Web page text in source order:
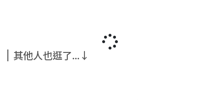
其他人也逛了...↓